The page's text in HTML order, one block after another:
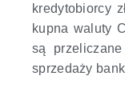
kredytobiorcy
kupna waluty
są
sprzedaży